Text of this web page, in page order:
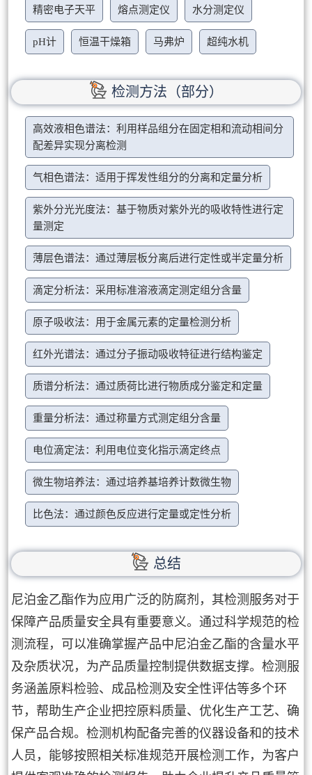
精密电子天平 熔点测定仪 水分测定仪
pH计 恒温干燥箱 马弗炉 超纯水机
检测方法（部分）
高效液相色谱法：利用样品组分在固定相和流动相间分
配差异实现分离检测
气相色谱法：适用于挥发性组分的分离和定量分析
紫外分光光度法：基于物质对紫外光的吸收特性进行定
量测定
薄层色谱法：通过薄层板分离后进行定性或半定量分析
滴定分析法：采用标准溶液滴定测定组分含量
原子吸收法：用于金属元素的定量检测分析
红外光谱法：通过分子振动吸收特征进行结构鉴定
质谱分析法：通过质荷比进行物质成分鉴定和定量
重量分析法：通过称量方式测定组分含量
电位滴定法：利用电位变化指示滴定终点
微生物培养法：通过培养基培养计数微生物
比色法：通过颜色反应进行定量或定性分析
总结
尼泊金乙酯作为应用广泛的防腐剂，其检测服务对于
保障产品质量安全具有重要意义。通过科学规范的检
测流程，可以准确掌握产品中尼泊金乙酯的含量水平
及杂质状况，为产品质量控制提供数据支撑。检测服
务涵盖原料检验、成品检测及安全性评估等多个环
节，帮助生产企业把控原料质量、优化生产工艺、确
保产品合规。检测机构配备完善的仪器设备和的技术
人员，能够按照相关标准规范开展检测工作，为客户